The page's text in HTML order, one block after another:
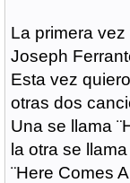
La primera vez
Joseph
Esta vez
otras dos
Una se llama
la otra se
¨Here Comes